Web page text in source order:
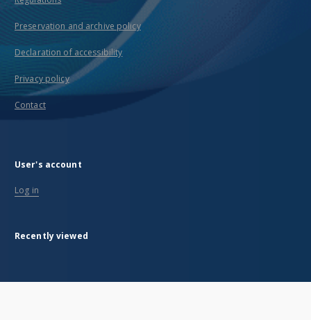
Preservation and archive policy
Declaration of accessibility
Privacy policy
Contact
User's account
Log in
Recently viewed